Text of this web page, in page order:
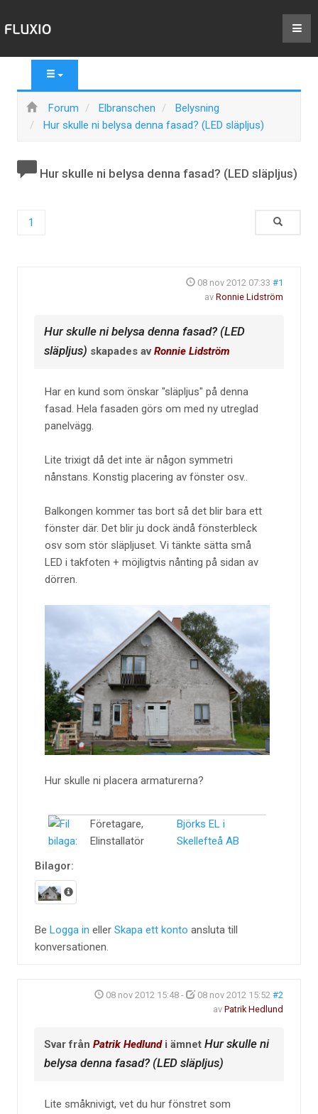
Forum Elbranschen
Belysning
Hur skulle ni belysa denna fasad? (LED släpljus)
Hur skulle ni belysa denna fasad? (LED släpljus)
1
08 nov 2012 07:33 #1
av Ronnie Lidström
Hur skulle ni belysa denna fasad? (LED
släpljus) skapades avRonnie Lidström
Har en kund som önskar "släpljus" på denna
fasad. Hela fasaden görs om med ny utreglad
panelvägg.
Lite trixigt då det inte är någon symmetri
nånstans. Konstig placering av fönster osv..
Balkongen kommer tas bort så det blir bara ett
fönster där. Det blir ju dock ändå fönsterbleck
osv som stör släpljuset. Vi tänkte sätta små
LED i takfoten + möjligtvis nånting på sidan av
dörren.
Hur skulle ni placera armaturerna?
Företagare,
Elinstallatör
Björks EL i
Skellefteå AB
Bilagor:
Be Logga in eller Skapa ett konto ansluta till
konversationen.
08 nov 2012 15:48 - 08 nov 2012 15:52 #2
av Patrik Hedlund
Svar från Patrik Hedlundi ämnet Hur skulle ni
belysa denna fasad? (LED släpljus)
Lite småknivigt, vet du hur fönstret som